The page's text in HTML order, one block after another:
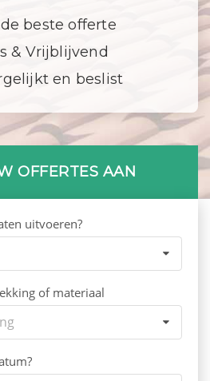
beste offerte
& Vrijblijvend
en beslist
OFFERTES AAN
uitvoeren?
of materiaal